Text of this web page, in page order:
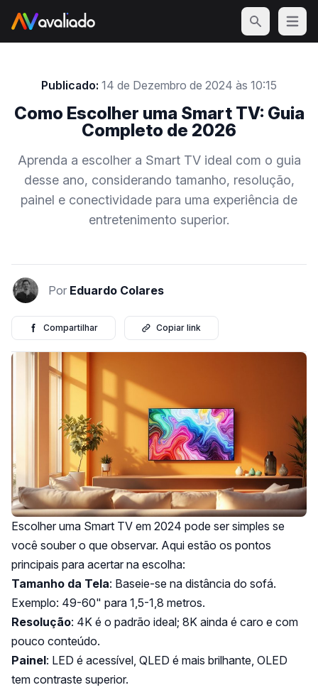
Open
Publicado: 14 de Dezembro de 2024 às 10:15
Como Escolher uma Smart TV: Guia
Completo de 2026
Aprenda a escolher a Smart TV ideal com o guia
desse ano, considerando tamanho, resolução,
painel e conectividade para uma experiência de
entretenimento superior.
Por Eduardo Colares
Compartilhar Copiar link
Escolher uma Smart TV em 2024 pode ser simples se
você souber o que observar. Aqui estão os pontos
principais para acertar na escolha:
Tamanho da Tela: Baseie-se na distância do sofá.
Exemplo: 49-60" para 1,5-1,8 metros.
Resolução: 4K é o padrão ideal; 8K ainda é caro e com
pouco conteúdo.
Painel: LED é acessível, QLED é mais brilhante, OLED
tem contraste superior.